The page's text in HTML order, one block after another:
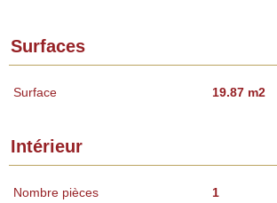
Surfaces
Surface 19.87 m2
Intérieur
Nombre pièces 1